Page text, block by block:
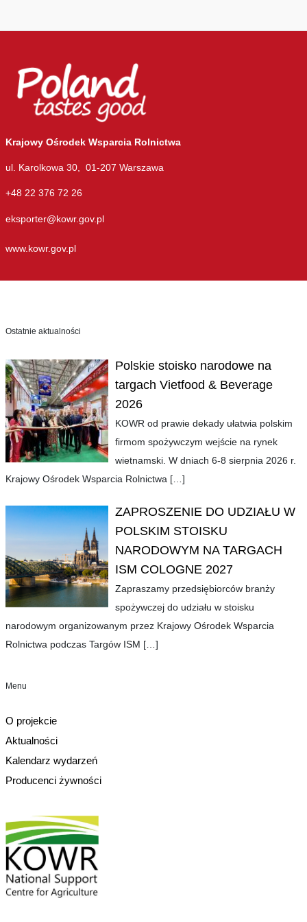
Krajowy Ośrodek Wsparcia Rolnictwa
ul. Karolkowa 30, 01-207 Warszawa
+48 22 376 72 26
eksporter@kowr.gov.pl
www.kowr.gov.pl
Ostatnie aktualności
Polskie stoisko narodowe na
targach Vietfood & Beverage
2026
KOWR od prawie dekady ułatwia polskim
firmom spożywczym wejście na rynek
wietnamski. W dniach 6-8 sierpnia 2026 r.
Krajowy Ośrodek Wsparcia Rolnictwa […]
ZAPROSZENIE DO UDZIAŁU W
POLSKIM STOISKU
NARODOWYM NA TARGACH
ISM COLOGNE 2027
Zapraszamy przedsiębiorców branży
spożywczej do udziału w stoisku
narodowym organizowanym przez Krajowy Ośrodek Wsparcia
Rolnictwa podczas Targów ISM […]
Menu
O projekcie
Aktualności
Kalendarz wydarzeń
Producenci żywności